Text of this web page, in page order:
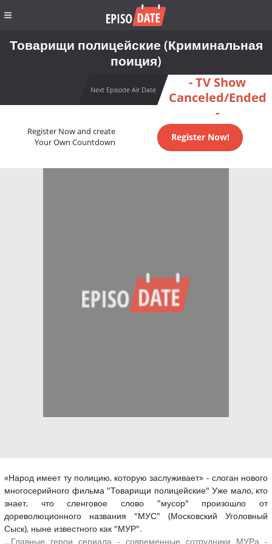
Товарищи полицейские (Криминальная
поиция)
Next Episode Air Date
- TV Show
Canceled/Ended
-
Register Now and create
Your Own Countdown
Register Now!
«Народ имеет ту полицию, которую заслуживает» - слоган нового
многосерийного фильма "Товарищи полицейские" Уже мало, кто
знает, что сленговое слово "мусор" произошло от
дореволюционного названия "МУС" (Московский Уголовный
Сыск), ныне известного как "МУР".
…Главные герои сериала - современные сотрудники МУРа -